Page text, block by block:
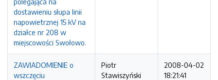
dostawieniu słupa linii
napowietrznej 15 kV na
działce nr 208 w
miejscowości Swołowo.
ZAWIADOMIENIE o
wszczęciu
Piotr
Stawiszyński
2008-04-02
18:21:41